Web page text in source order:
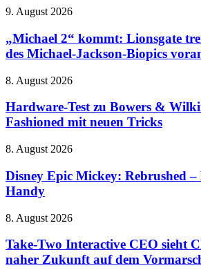
verstümmelt
und
Banjo-
sind
wieder
da
„Michael
kommt:
Lionsgate
treibt
des
Jackson-
Biopics
9. August 2026
„Michael 2“ kommt: Lionsgate
des Michael-Jackson-Biopics
Hardware-
zu
Bowers
&
Pi8
Old
Fashioned
neuen
8. August 2026
Hardware-Test zu Bowers &
Fashioned mit neuen Tricks
Disney
Mickey:
Rebrushed
–
auf
Handy
8. August 2026
Disney Epic Mickey: Rebrushed
Handy
Take-
Interactive
CEO
sieht
8. August 2026
Take-Two Interactive CEO sieht
naher Zukunft auf dem